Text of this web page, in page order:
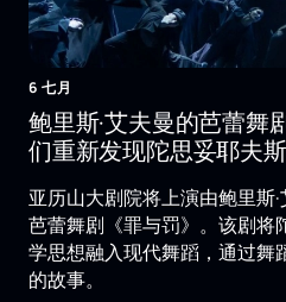
6 七月
鲍里斯·艾夫曼的芭蕾舞
们重新发现陀思妥耶夫斯
亚历山大剧院将上演由鲍里斯
芭蕾舞剧《罪与罚》。该剧将
学思想融入现代舞蹈，通过舞
的故事。